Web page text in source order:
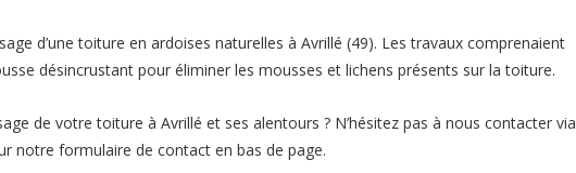
d’une toiture en ardoises naturelles à Avrillé (49). Les travaux comprenaient
désincrustant pour éliminer les mousses et lichens présents sur la toiture.
de votre toiture à Avrillé et ses alentours ? N’hésitez pas à nous contacter via
notre formulaire de contact en bas de page.